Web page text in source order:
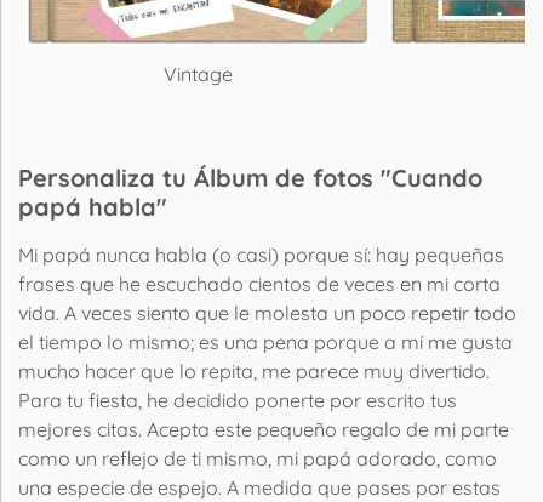
Vintage
Personaliza tu Álbum de fotos "Cuando
papá habla"
Mi papá nunca habla (o casi) porque sí: hay pequeñas
frases que he escuchado cientos de veces en mi corta
vida. A veces siento que le molesta un poco repetir todo
el tiempo lo mismo; es una pena porque a mí me gusta
mucho hacer que lo repita, me parece muy divertido.
Para tu fiesta, he decidido ponerte por escrito tus
mejores citas. Acepta este pequeño regalo de mi parte
como un reflejo de ti mismo, mi papá adorado, como
una especie de espejo. A medida que pases por estas